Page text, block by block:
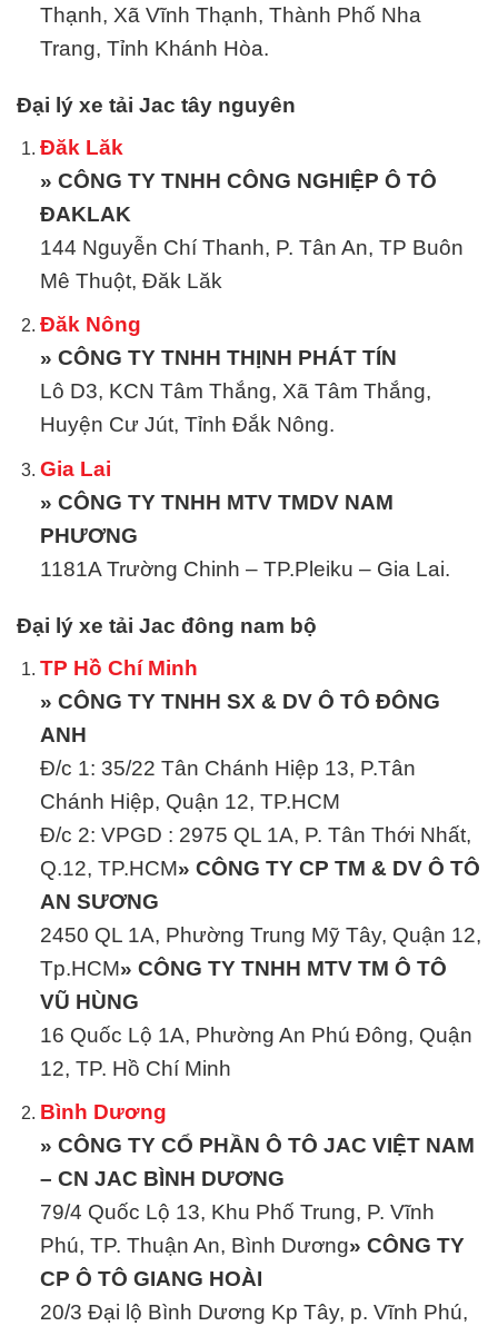
Thạnh, Xã Vĩnh Thạnh, Thành Phố Nha
Trang, Tỉnh Khánh Hòa.
Đại lý xe tải Jac tây nguyên
Đăk Lăk
» CÔNG TY TNHH CÔNG NGHIỆP Ô TÔ
ĐAKLAK
144 Nguyễn Chí Thanh, P. Tân An, TP Buôn
Mê Thuột, Đăk Lăk
Đăk Nông
» CÔNG TY TNHH THỊNH PHÁT TÍN
Lô D3, KCN Tâm Thắng, Xã Tâm Thắng,
Huyện Cư Jút, Tỉnh Đắk Nông.
Gia Lai
» CÔNG TY TNHH MTV TMDV NAM
PHƯƠNG
1181A Trường Chinh – TP.Pleiku – Gia Lai.
Đại lý xe tải Jac đông nam bộ
TP Hồ Chí Minh
» CÔNG TY TNHH SX & DV Ô TÔ ĐÔNG
ANH
Đ/c 1: 35/22 Tân Chánh Hiệp 13, P.Tân
Chánh Hiệp, Quận 12, TP.HCM
Đ/c 2: VPGD : 2975 QL 1A, P. Tân Thới Nhất,
Q.12, TP.HCM» CÔNG TY CP TM & DV Ô TÔ
AN SƯƠNG
2450 QL 1A, Phường Trung Mỹ Tây, Quận 12,
Tp.HCM» CÔNG TY TNHH MTV TM Ô TÔ
VŨ HÙNG
16 Quốc Lộ 1A, Phường An Phú Đông, Quận
12, TP. Hồ Chí Minh
Bình Dương
» CÔNG TY CỔ PHẦN Ô TÔ JAC VIỆT NAM
– CN JAC BÌNH DƯƠNG
79/4 Quốc Lộ 13, Khu Phố Trung, P. Vĩnh
Phú, TP. Thuận An, Bình Dương» CÔNG TY
CP Ô TÔ GIANG HOÀI
20/3 Đại lộ Bình Dương Kp Tây, p. Vĩnh Phú,